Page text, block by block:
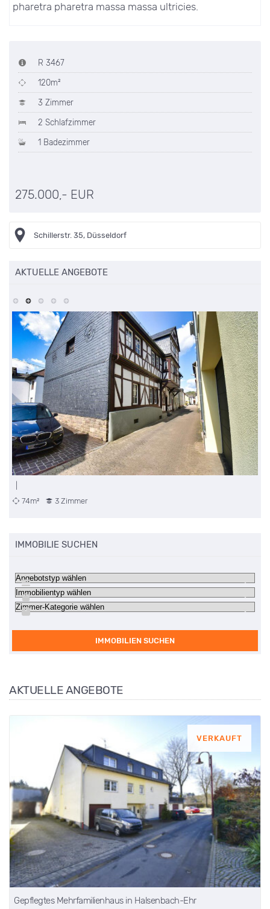
pharetra pharetra massa massa ultricies.
R 3467
120m²
3 Zimmer
2 Schlafzimmer
1 Badezimmer
275.000,- EUR
Schillerstr. 35, Düsseldorf
AKTUELLE ANGEBOTE
74m²
3 Zimmer
IMMOBILIE SUCHEN
IMMOBILIEN SUCHEN
AKTUELLE ANGEBOTE
VERKAUFT
Gepflegtes Mehrfamilienhaus in Halsenbach-Ehr